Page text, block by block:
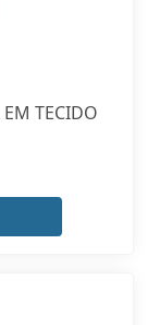
TECIDO